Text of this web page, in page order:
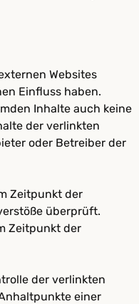
Websites
Einfluss haben.
Inhalte auch keine
der verlinkten
oder Betreiber der
Zeitpunkt der
überprüft.
Zeitpunkt der
der verlinkten
einer